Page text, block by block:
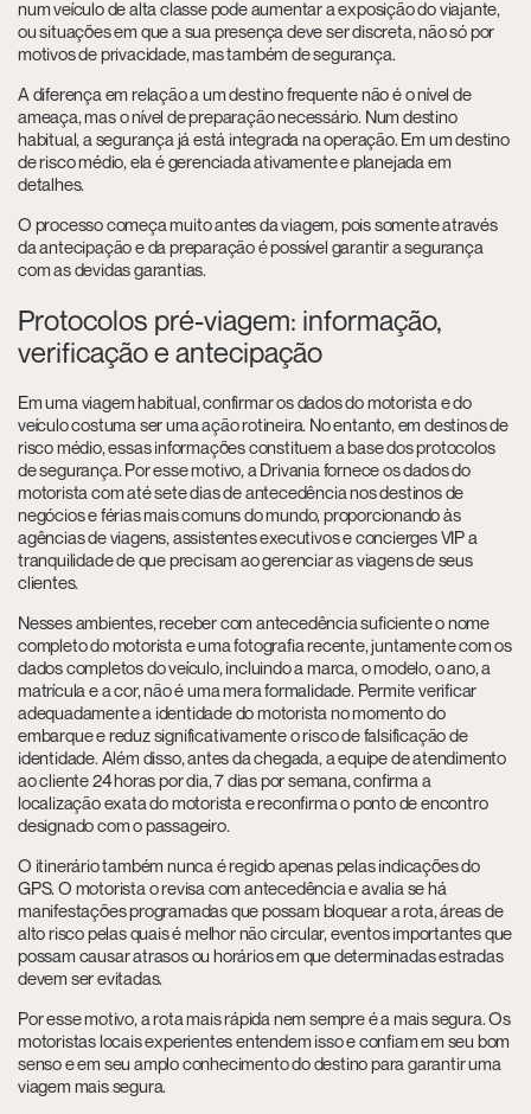
num veículo de alta classe pode aumentar a exposição do viajante,
ou situações em que a sua presença deve ser discreta, não só por
motivos de privacidade, mas também de segurança.
A diferença em relação a um destino frequente não é o nível de
ameaça, mas o nível de preparação necessário. Num destino
habitual, a segurança já está integrada na operação. Em um destino
de risco médio, ela é gerenciada ativamente e planejada em
detalhes.
O processo começa muito antes da viagem, pois somente através
da antecipação e da preparação é possível garantir a segurança
com as devidas garantias.
Protocolos pré-viagem: informação,
verificação e antecipação
Em uma viagem habitual, confirmar os dados do motorista e do
veículo costuma ser uma ação rotineira. No entanto, em destinos de
risco médio, essas informações constituem a base dos protocolos
de segurança. Por esse motivo, a Drivania fornece os dados do
motorista com até sete dias de antecedência nos destinos de
negócios e férias mais comuns do mundo, proporcionando às
agências de viagens, assistentes executivos e concierges VIP a
tranquilidade de que precisam ao gerenciar as viagens de seus
clientes.
Nesses ambientes, receber com antecedência suficiente o nome
completo do motorista e uma fotografia recente, juntamente com os
dados completos do veículo, incluindo a marca, o modelo, o ano, a
matrícula e a cor, não é uma mera formalidade. Permite verificar
adequadamente a identidade do motorista no momento do
embarque e reduz significativamente o risco de falsificação de
identidade. Além disso, antes da chegada, a equipe de atendimento
ao cliente 24 horas por dia, 7 dias por semana, confirma a
localização exata do motorista e reconfirma o ponto de encontro
designado com o passageiro.
O itinerário também nunca é regido apenas pelas indicações do
GPS. O motorista o revisa com antecedência e avalia se há
manifestações programadas que possam bloquear a rota, áreas de
alto risco pelas quais é melhor não circular, eventos importantes que
possam causar atrasos ou horários em que determinadas estradas
devem ser evitadas.
Por esse motivo, a rota mais rápida nem sempre é a mais segura. Os
motoristas locais experientes entendem isso e confiam em seu bom
senso e em seu amplo conhecimento do destino para garantir uma
viagem mais segura.